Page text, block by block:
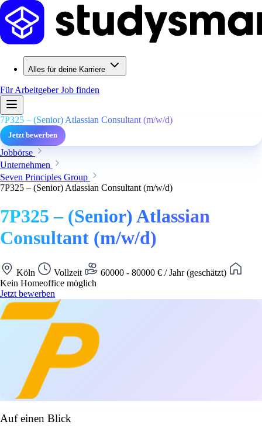
Alles für deine Karriere
Für ArbeitgeberJob finden
7P325 – (Senior) Atlassian Consultant (m/w/d)
Jetzt bewerben
Jobbörse
Unternehmen
Seven Principles Group
7P325 – (Senior) Atlassian Consultant (m/w/d)
7P325 – (Senior) Atlassian
Consultant (m/w/d)
Köln Vollzeit
60000 - 80000 € / Jahr (geschätzt)
Kein Homeoffice möglich
Jetzt bewerben
Auf einen Blick